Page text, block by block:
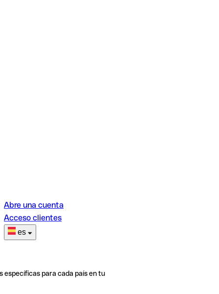
Abre una cuenta
Acceso clientes
es
específicas para cada país en tu